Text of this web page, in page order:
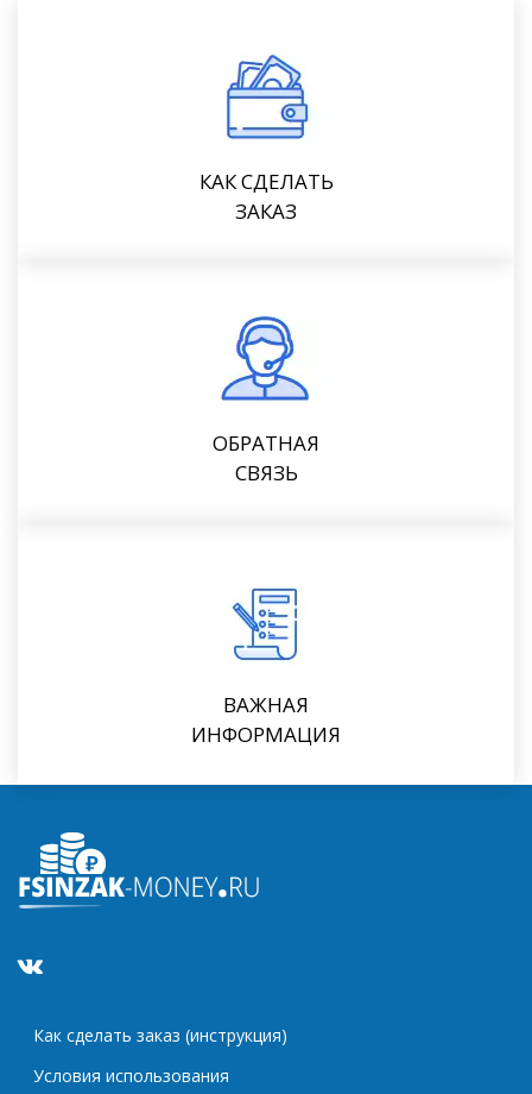
КАК СДЕЛАТЬ
ЗАКАЗ
ОБРАТНАЯ
СВЯЗЬ
ВАЖНАЯ
ИНФОРМАЦИЯ
Как сделать заказ (инструкция)
Условия использования